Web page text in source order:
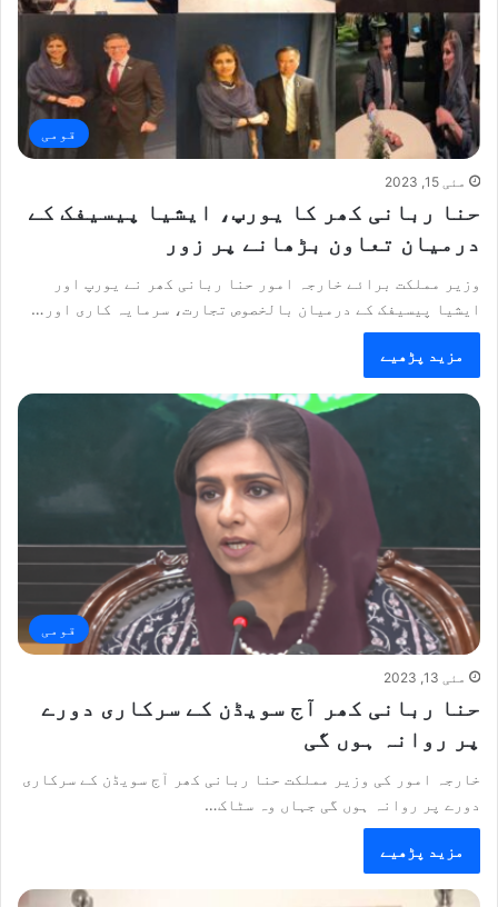
قومی
مئی 15, 2023
حنا ربانی کھر کا یورپ، ایشیا پیسیفک کے
درمیان تعاون بڑھانے پر زور
وزیر مملکت برائے خارجہ امور حنا ربانی کھر نے یورپ اور
ایشیا پیسیفک کے درمیان بالخصوص تجارت، سرمایہ کاری اور…
مزید پڑھیے
قومی
مئی 13, 2023
حنا ربانی کھر آج سویڈن کے سرکاری دورے
پر روانہ ہوں گی
خارجہ امور کی وزیر مملکت حنا ربانی کھر آج سویڈن کے سرکاری
دورے پر روانہ ہوں گی جہاں وہ سٹاک…
مزید پڑھیے